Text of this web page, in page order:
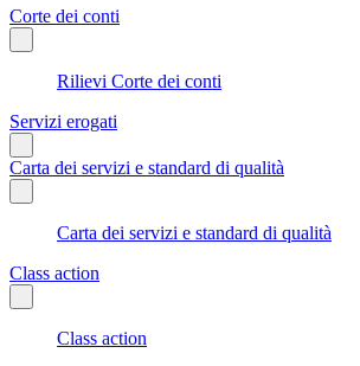
Corte dei conti
Rilievi Corte dei conti
Servizi erogati
Carta dei servizi e standard di qualità
Carta dei servizi e standard di qualità
Class action
Class action